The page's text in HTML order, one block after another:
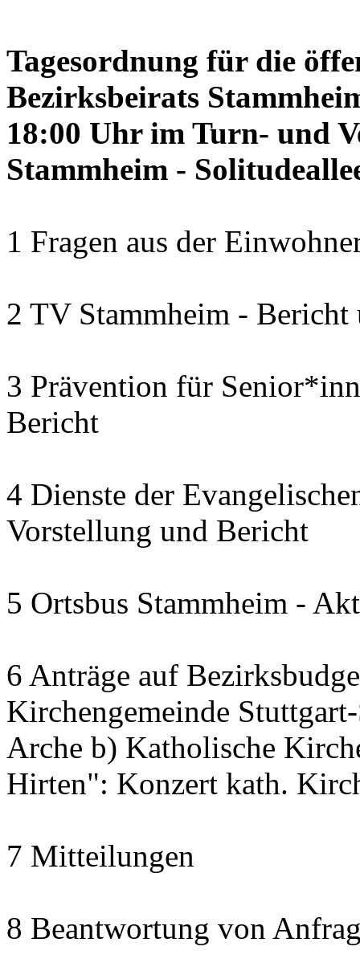
Tagesordnung für die
Bezirksbeirats
18:00 Uhr im Turn- und
Stammheim -
1 Fragen aus der
2 TV Stammheim - Bericht
3 Prävention für
Bericht
4 Dienste der
Vorstellung und Bericht
5 Ortsbus Stammheim -
6 Anträge auf
Kirchengemeinde
Arche b) Katholische
Hirten": Konzert kath.
7 Mitteilungen
8 Beantwortung von